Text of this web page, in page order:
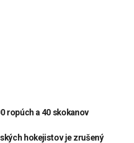
ropúch a 40 skokanov
hokejistov je zrušený